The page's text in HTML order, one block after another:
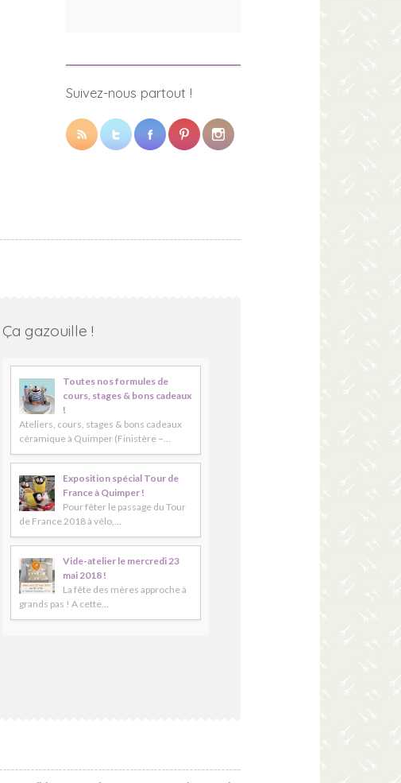
Suivez-nous partout !
Ça gazouille !
Toutes nos formules de
cours, stages & bons cadeaux
!
Ateliers, cours, stages & bons cadeaux
céramique à Quimper (Finistère –…
Exposition spécial Tour de
France à Quimper !
Pour fêter le passage du Tour
de France 2018 à vélo,…
Vide-atelier le mercredi 23
mai 2018 !
La fête des mères approche à
grands pas ! A cette…